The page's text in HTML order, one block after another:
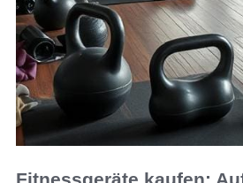
Fitnessgeräte kaufen: